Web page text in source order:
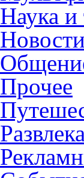
Наука и
Новости
Прочее